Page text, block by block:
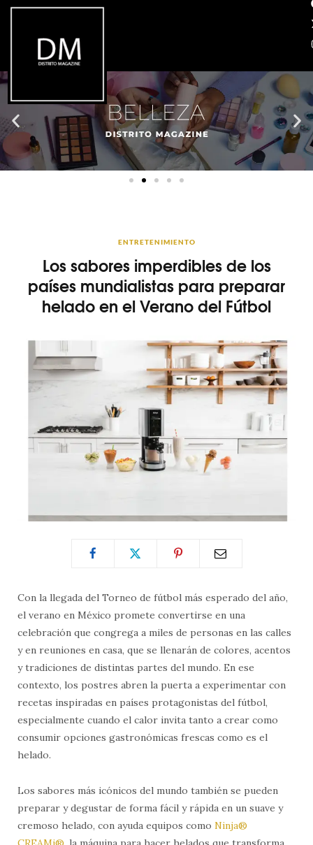
ENTRETENIMIENTO
Los sabores imperdibles de los
países mundialistas para preparar
helado en el Verano del Fútbol
Con la llegada del Torneo de fútbol más esperado del año,
el verano en México promete convertirse en una
celebración que congrega a miles de personas en las calles
y en reuniones en casa, que se llenarán de colores, acentos
y tradiciones de distintas partes del mundo. En ese
contexto, los postres abren la puerta a experimentar con
recetas inspiradas en países protagonistas del fútbol,
especialmente cuando el calor invita tanto a crear como
consumir opciones gastronómicas frescas como es el
helado.
Los sabores más icónicos del mundo también se pueden
preparar y degustar de forma fácil y rápida en un suave y
cremoso helado, con ayuda equipos como Ninja®